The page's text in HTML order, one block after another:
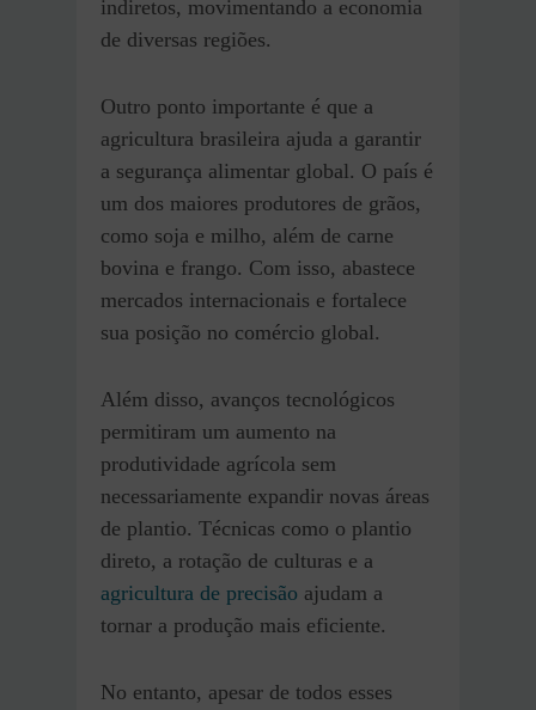
indiretos, movimentando a economia
de diversas regiões.
Outro ponto importante é que a
agricultura brasileira ajuda a garantir
a segurança alimentar global. O país é
um dos maiores produtores de grãos,
como soja e milho, além de carne
bovina e frango. Com isso, abastece
mercados internacionais e fortalece
sua posição no comércio global.
Além disso, avanços tecnológicos
permitiram um aumento na
produtividade agrícola sem
necessariamente expandir novas áreas
de plantio. Técnicas como o plantio
direto, a rotação de culturas e a
agricultura de precisão ajudam a
tornar a produção mais eficiente.
No entanto, apesar de todos esses